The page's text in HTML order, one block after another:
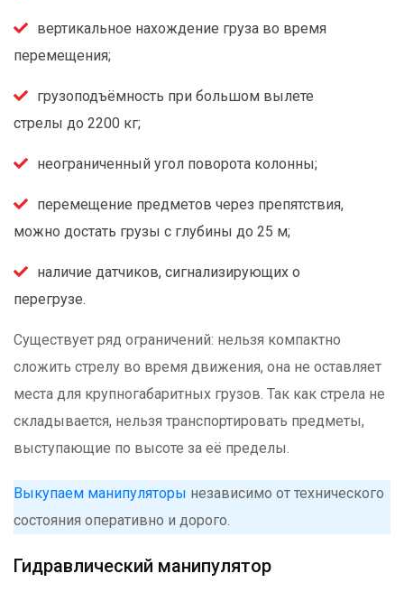
вертикальное нахождение груза во время
перемещения;
грузоподъёмность при большом вылете
стрелы до 2200 кг;
неограниченный угол поворота колонны;
перемещение предметов через препятствия,
можно достать грузы с глубины до 25 м;
наличие датчиков, сигнализирующих о
перегрузе.
Существует ряд ограничений: нельзя компактно
сложить стрелу во время движения, она не оставляет
места для крупногабаритных грузов. Так как стрела не
складывается, нельзя транспортировать предметы,
выступающие по высоте за её пределы.
Выкупаем манипуляторы независимо от технического
состояния оперативно и дорого.
Гидравлический манипулятор